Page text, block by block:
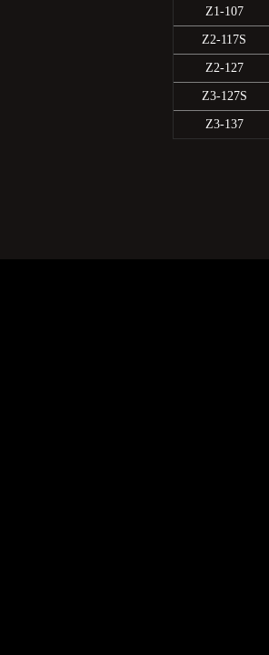
Z1-107
Z2-117S
Z2-127
Z3-127S
Z3-137